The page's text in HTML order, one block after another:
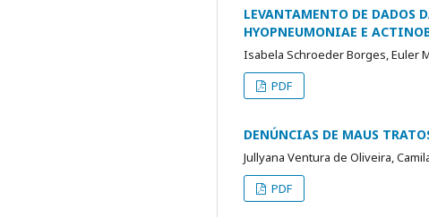
LEVANTAMENTO DE DADOS
HYOPNEUMONIAE E
Isabela Schroeder Borges, Euler
PDF
DENÚNCIAS DE MAUS
Jullyana Ventura de Oliveira,
PDF